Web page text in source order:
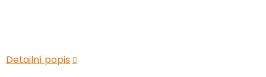
Detailní popis